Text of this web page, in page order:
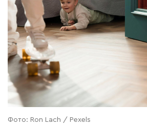
Фото: Ron Lach / Pexels